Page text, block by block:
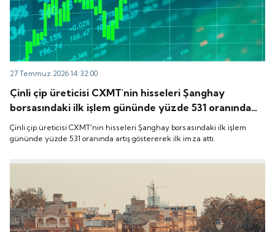
27 Temmuz 2026 14:32:00
Çinli çip üreticisi CXMT'nin hisseleri Şanghay
borsasındaki ilk işlem gününde yüzde 531 oranında
artış göstererek ilk imza attı.
Çinli çip üreticisi CXMT'nin hisseleri Şanghay borsasındaki ilk işlem
gününde yüzde 531 oranında artış göstererek ilk imza attı.